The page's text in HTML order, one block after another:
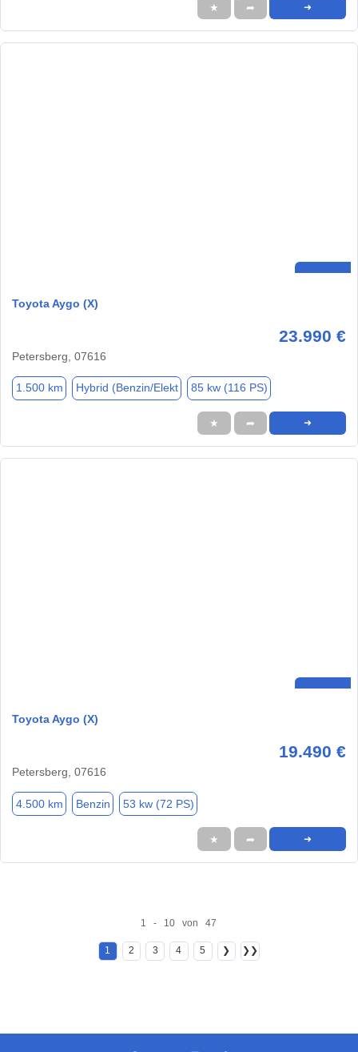
★ ➦ ➜
Toyota Aygo (X)
23.990 €
Petersberg, 07616
1.500 km Hybrid (Benzin/Elekt 85 kw (116 PS)
★ ➦ ➜
Toyota Aygo (X)
19.490 €
Petersberg, 07616
4.500 km Benzin 53 kw (72 PS)
★ ➦ ➜
1 - 10 von 47
1 2 3 4 5 ❯ ❯❯